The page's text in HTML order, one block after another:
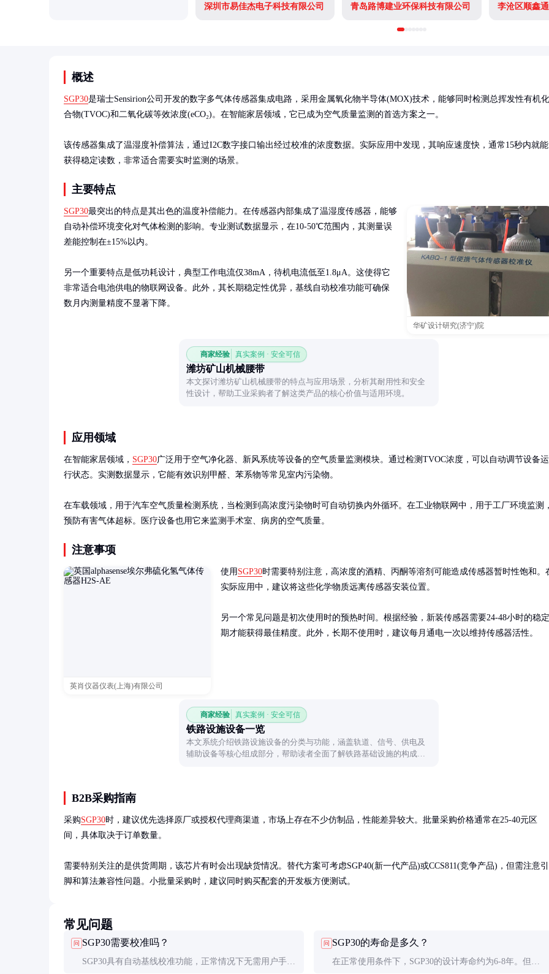
深圳市易佳杰电子科技有限公司 青岛路博建业环保科技有限公司 李沧区顺鑫
概述
SGP30是瑞士Sensirion公司开发的数字多气体传感器集成电路，采用金属氧化物半导体(MOX)技术，能够同时检测总挥发性有机化
合物(TVOC)和二氧化碳等效浓度(eCO₂)。在智能家居领域，它已成为空气质量监测的首选方案之一。
该传感器集成了温湿度补偿算法，通过I2C数字接口输出经过校准的浓度数据。实际应用中发现，其响应速度快，通常15秒内就能
获得稳定读数，非常适合需要实时监测的场景。
主要特点
华矿设计研究(济宁)院
SGP30最突出的特点是其出色的温度补偿能力。在传感器内部集成了温湿度传感器，能够
自动补偿环境变化对气体检测的影响。专业测试数据显示，在10-50℃范围内，其测量误
差能控制在±15%以内。
另一个重要特点是低功耗设计，典型工作电流仅38mA，待机电流低至1.8μA。这使得它
非常适合电池供电的物联网设备。此外，其长期稳定性优异，基线自动校准功能可确保
数月内测量精度不显著下降。
商家经验 真实案例 · 安全可信
潍坊矿山机械腰带
本文探讨潍坊矿山机械腰带的特点与应用场景，分析其耐用性和安全
性设计，帮助工业采购者了解这类产品的核心价值与适用环境。
应用领域
在智能家居领域， SGP30广泛用于空气净化器、新风系统等设备的空气质量监测模块。通过检测TVOC浓度，可以自动调节设备运
行状态。实测数据显示，它能有效识别甲醛、苯系物等常见室内污染物。
在车载领域，用于汽车空气质量检测系统，当检测到高浓度污染物时可自动切换内外循环。在工业物联网中，用于工厂环境监测
预防有害气体超标。医疗设备也用它来监测手术室、病房的空气质量。
注意事项
英肖仪器仪表(上海)有限公司
使用 SGP30时需要特别注意，高浓度的酒精、丙酮等溶剂可能造成传感器暂时性饱和。
实际应用中，建议将这些化学物质远离传感器安装位置。
另一个常见问题是初次使用时的预热时间。根据经验，新装传感器需要24-48小时的稳定
期才能获得最佳精度。此外，长期不使用时，建议每月通电一次以维持传感器活性。
商家经验 真实案例 · 安全可信
铁路设施设备一览
本文系统介绍铁路设施设备的分类与功能，涵盖轨道、信号、供电及
辅助设备等核心组成部分，帮助读者全面了解铁路基础设施的构成与
B2B采购指南
采购SGP30时，建议优先选择原厂或授权代理商渠道，市场上存在不少仿制品，性能差异较大。批量采购价格通常在25-40元区
间，具体取决于订单数量。
需要特别关注的是供货周期，该芯片有时会出现缺货情况。替代方案可考虑SGP40(新一代产品)或CCS811(竞争产品)，但需注意引
脚和算法兼容性问题。小批量采购时，建议同时购买配套的开发板方便测试。
常见问题
问 SGP30需要校准吗？
SGP30具有自动基线校准功能，正常情况下无需用户手动
问 SGP30的寿命是多久？
在正常使用条件下，SGP30的设计寿命约为6-8年。但实